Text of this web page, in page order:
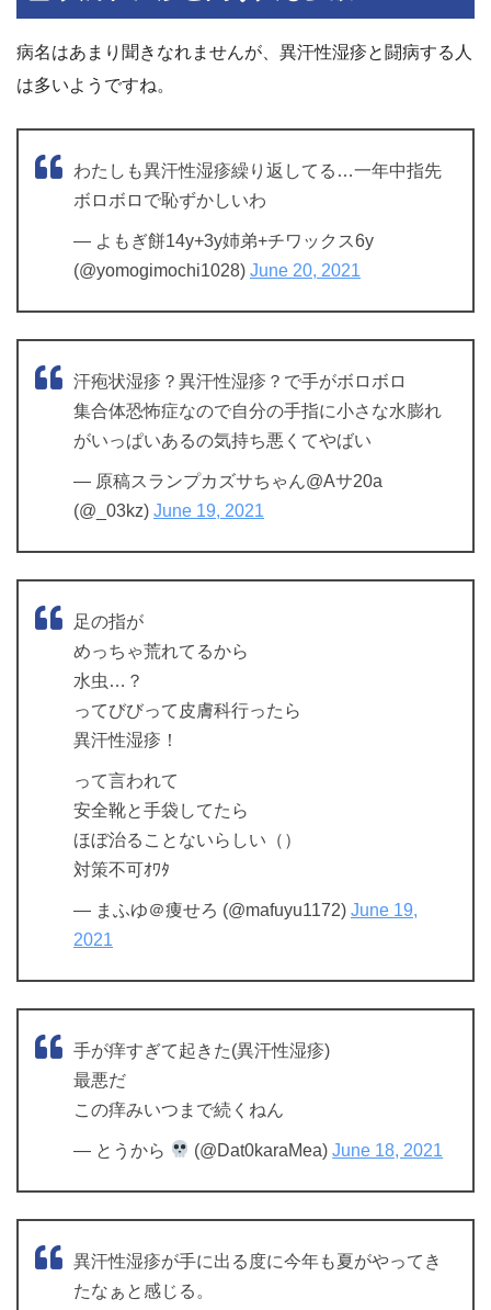
病名はあまり聞きなれませんが、異汗性湿疹と闘病する人
は多いようですね。
わたしも異汗性湿疹繰り返してる…一年中指先
ボロボロで恥ずかしいわ
— よもぎ餅14y+3y姉弟+チワックス6y
(@yomogimochi1028) June 20, 2021
汗疱状湿疹？異汗性湿疹？で手がボロボロ
集合体恐怖症なので自分の手指に小さな水膨れ
がいっぱいあるの気持ち悪くてやばい
— 原稿スランプカズサちゃん@Aサ20a
(@_03kz) June 19, 2021
足の指が
めっちゃ荒れてるから
水虫…？
ってびびって皮膚科行ったら
異汗性湿疹！
って言われて
安全靴と手袋してたら
ほぼ治ることないらしい（）
対策不可ｵﾜﾀ
— まふゆ＠痩せろ (@mafuyu1172) June 19,
2021
手が痒すぎて起きた(異汗性湿疹)
最悪だ
この痒みいつまで続くねん
— とうから (@Dat0karaMea)June 18, 2021
異汗性湿疹が手に出る度に今年も夏がやってき
たなぁと感じる。